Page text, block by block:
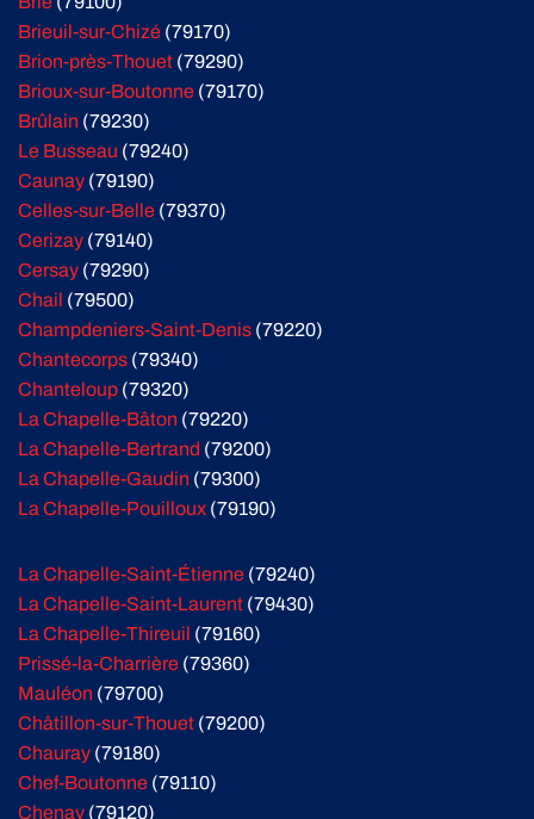
Brieuil-sur-Chizé (79170)
Brion-près-Thouet (79290)
Brioux-sur-Boutonne (79170)
Brûlain (79230)
Le Busseau (79240)
Caunay (79190)
Celles-sur-Belle (79370)
Cerizay (79140)
Cersay (79290)
Chail (79500)
Champdeniers-Saint-Denis (79220)
Chantecorps (79340)
Chanteloup (79320)
La Chapelle-Bâton (79220)
La Chapelle-Bertrand (79200)
La Chapelle-Gaudin (79300)
La Chapelle-Pouilloux (79190)
La Chapelle-Saint-Étienne (79240)
La Chapelle-Saint-Laurent (79430)
La Chapelle-Thireuil (79160)
Prissé-la-Charrière (79360)
Mauléon (79700)
Châtillon-sur-Thouet (79200)
Chauray (79180)
Chef-Boutonne (79110)
Chenay (79120)